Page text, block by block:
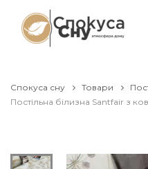
Спокуса сну Товари
Постільна білизна Santfair з